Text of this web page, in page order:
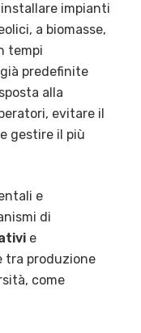
installare impianti
a biomasse,
tempi
predefinite
alla
evitare il
gestire il più
e
di
e
tra produzione
come